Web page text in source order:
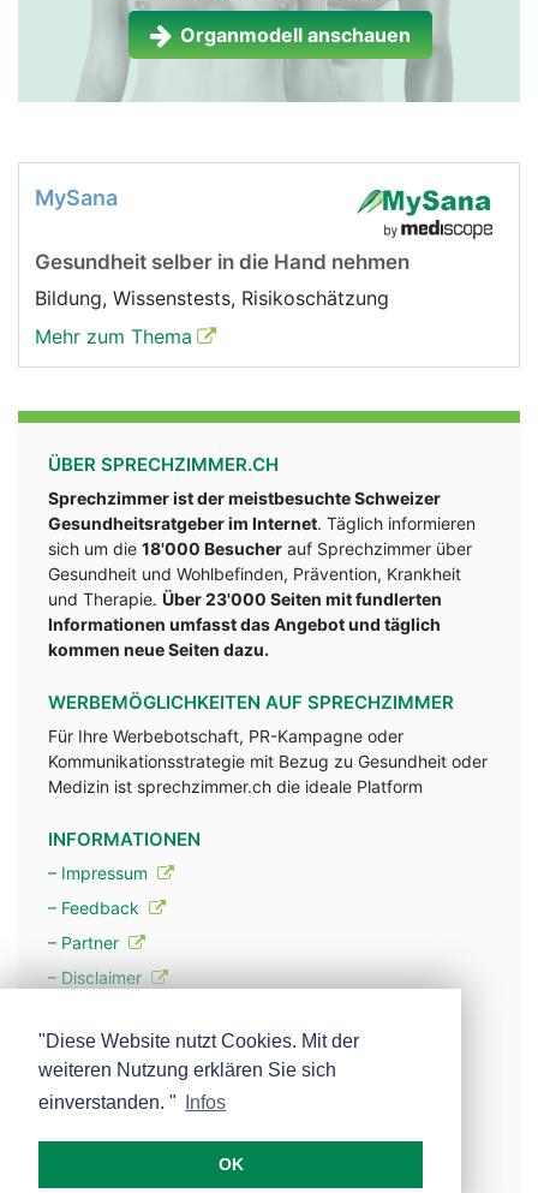
Organmodell anschauen
MySana
Gesundheit selber in die Hand nehmen
Bildung, Wissenstests, Risikoschätzung
Mehr zum Thema
ÜBER SPRECHZIMMER.CH
Sprechzimmer ist der meistbesuchte Schweizer
Gesundheitsratgeber im Internet. Täglich informieren
sich um die 18'000 Besucher auf Sprechzimmer über
Gesundheit und Wohlbefinden, Prävention, Krankheit
und Therapie. Über 23'000 Seiten mit fundlerten
Informationen umfasst das Angebot und täglich
kommen neue Seiten dazu.
WERBEMÖGLICHKEITEN AUF SPRECHZIMMER
Für Ihre Werbebotschaft, PR-Kampagne oder
Kommunikationsstrategie mit Bezug zu Gesundheit oder
Medizin ist sprechzimmer.ch die ideale Platform
INFORMATIONEN
– Impressum
– Feedback
– Partner
– Disclaimer
– Werbung
– Mehr über unsere Experten
"Diese Website nutzt Cookies. Mit der
weiteren Nutzung erklären Sie sich
einverstanden. "
Infos
OK